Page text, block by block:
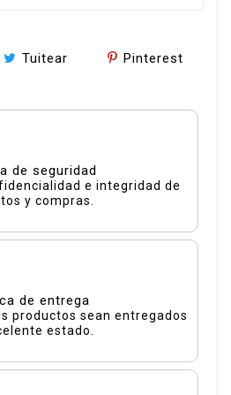
Tuitear Pinterest
de seguridad
e integridad de
y compras.
de entrega
productos sean entregados
estado.